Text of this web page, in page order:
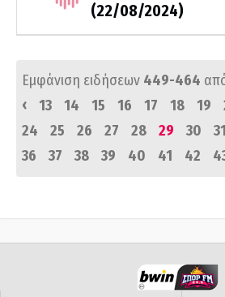
(22/08/2024)
Εμφάνιση ειδήσεων 449-464
‹
13 14 15 16 17 18 19
24
25 26 27 28 29 30 31
36
37 38 39 40 41 42